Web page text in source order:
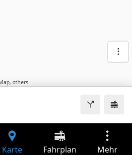
, others
Karte Fahrplan Mehr